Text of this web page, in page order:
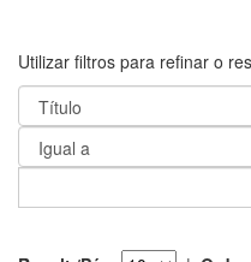
Utilizar filtros para refinar o